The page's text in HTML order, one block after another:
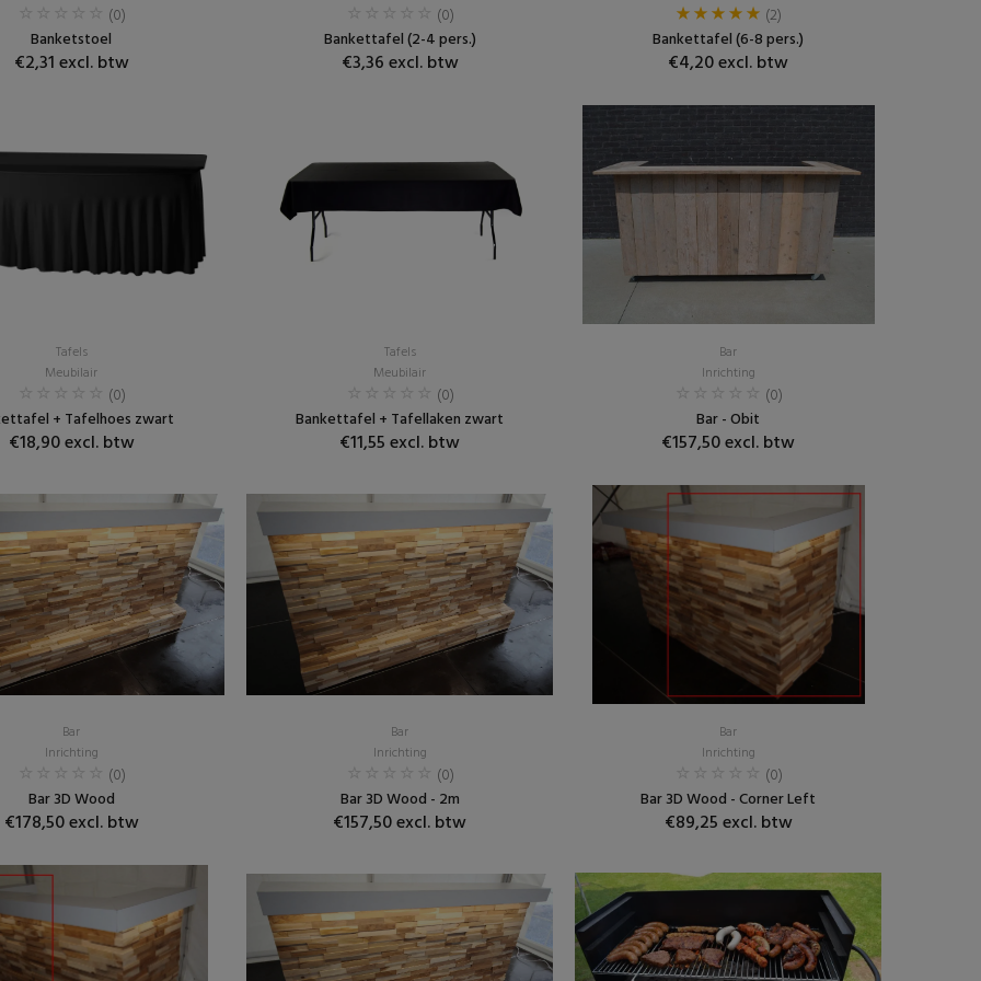
(0)
Banketstoel
€2,31 excl. btw
(0)
Bankettafel (2-4 pers.)
€3,36 excl. btw
(2)
Bankettafel (6-8 pers.)
€4,20 excl. btw
Tafels
Meubilair
(0)
+ Tafelhoes zwart
€18,90 excl. btw
Tafels
Meubilair
(0)
Bankettafel + Tafellaken zwart
€11,55 excl. btw
Bar
Inrichting
(0)
Bar - Obit
€157,50 excl. btw
Bar
Inrichting
(0)
Bar 3D Wood
€178,50 excl. btw
Bar
Inrichting
(0)
Bar 3D Wood - 2m
€157,50 excl. btw
Bar
Inrichting
(0)
Bar 3D Wood - Corner Left
€89,25 excl. btw